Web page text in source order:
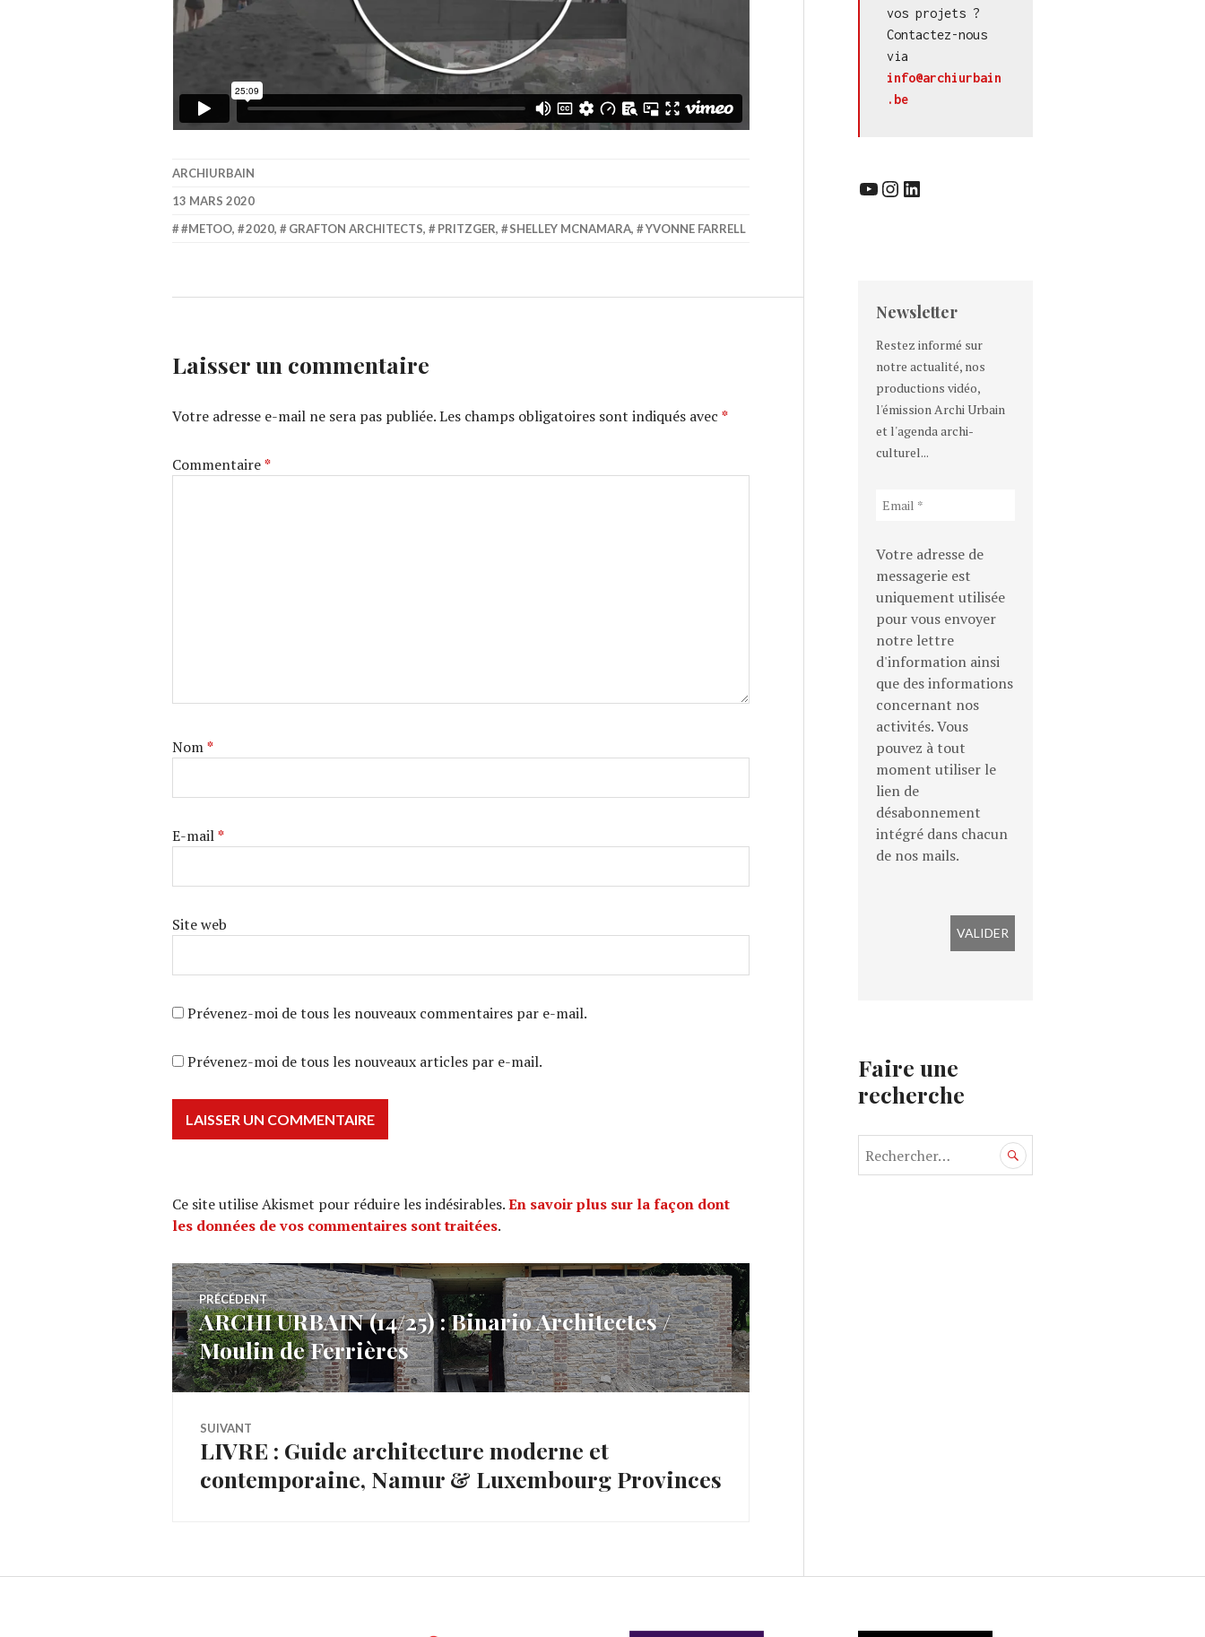
ARCHIURBAIN
13 MARS 2020
#METOO, 2020, GRAFTON ARCHITECTS, PRITZGER, SHELLEY MCNAMARA, YVONNE FARRELL
Laisser un commentaire
Votre adresse e-mail ne sera pas publiée.Les champs obligatoires sont indiqués avec *
Commentaire*
Nom*
E-mail*
Site web
Prévenez-moi de tous les nouveaux commentaires par e-mail.
Prévenez-moi de tous les nouveaux articles par e-mail.
Ce site utilise Akismet pour réduire les indésirables.En savoir plus sur la façon dont
les données de vos commentaires sont traitées.
Navigation
de
l’article
PRÉCÉDENT
Article
précédent :
ARCHI URBAIN (14/25) : Binario Architectes /
Moulin de Ferrières
SUIVANT
Article
Suivant:
LIVRE : Guide architecture moderne et
contemporaine, Namur & Luxembourg Provinces
vos projets ?
Contactez-nous
info@archiurbain
.be
YouTube InstagramLinkedIn
Newsletter
Restez informé sur
notre actualité, nos
productions vidéo,
l'émission Archi Urbain
et l'agenda archi-
culturel...
Votre adresse de
messagerie est
uniquement utilisée
pour vous envoyer
notre lettre
d'information ainsi
que des informations
concernant nos
activités. Vous
pouvez à tout
moment utiliser le
lien de
désabonnement
intégré dans chacun
de nos mails.
Faire une
recherche